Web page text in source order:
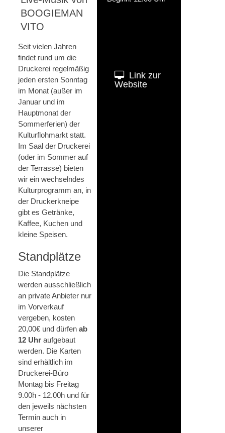
BOOGIEMAN
VITO
Seit vielen Jahren
findet rund um die
Druckerei regelmäßig
jeden ersten Sonntag
im Monat (außer im
Januar und im
Hauptmonat der
Sommerferien) der
Kulturflohmarkt statt.
Im Saal der Druckerei
(oder im Sommer auf
der Terrasse) bieten
wir ein wechselndes
Kulturprogramm an, in
der Druckerkneipe
gibt es Getränke,
Kaffee, Kuchen und
kleine Speisen.
Standplätze
Die Standplätze
werden ausschließlich
an private Anbieter nur
im Vorverkauf
vergeben, kosten
20,00€ und dürfen ab
12 Uhr aufgebaut
werden. Die Karten
sind erhältlich im
Druckerei-Büro
Montag bis Freitag
9.00h - 12.00h und für
den jeweils nächsten
Termin auch in
unserer
Link zur
Website